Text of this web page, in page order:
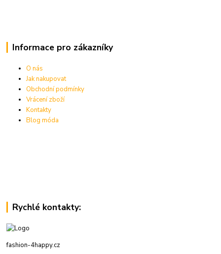
Informace pro zákazníky
O nás
Jak nakupovat
Obchodní podmínky
Vrácení zboží
Kontakty
Blog móda
Rychlé kontakty:
fashion-4happy.cz